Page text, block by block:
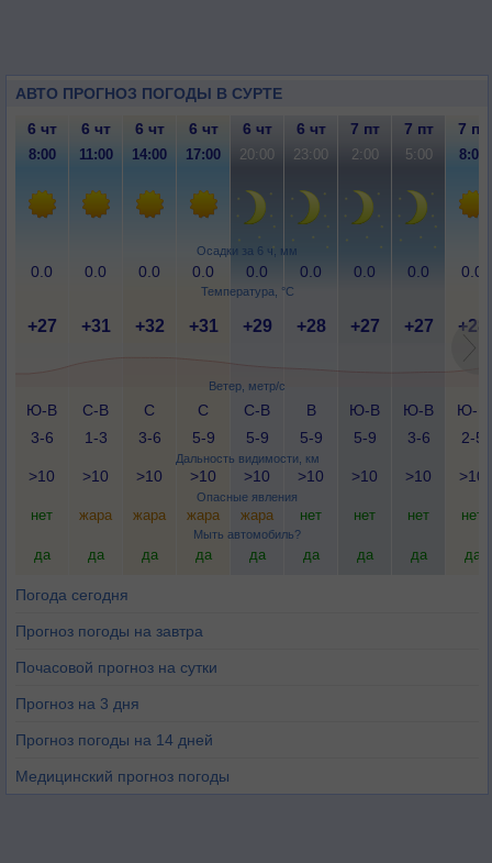
АВТО ПРОГНОЗ ПОГОДЫ В СУРТЕ
Осадки за 6 ч, мм
Температура, °C
Ветер, метр/с
Дальность видимости, км
Опасные явления
Мыть автомобиль?
6 чт 6 чт 6 чт 6 чт 6 чт 6 чт 7 пт 7 пт 7 пт
8:00 11:00 14:00 17:00 20:00 23:00 2:00 5:00 8:00
0.0 0.0 0.0 0.0 0.0 0.0 0.0 0.0 0.0
+27 +31 +32 +31 +29 +28 +27 +27 +28
Ю-В
3-6
С-В
1-3
С
3-6
С
5-9
С-В
5-9
В
5-9
Ю-В
5-9
Ю-В
3-6
Ю-В
2-5
>10 >10 >10 >10 >10 >10 >10 >10 >10
нет жара жара жара жара нет нет нет нет
да да да да да да да да да
Погода сегодня
Прогноз погоды на завтра
Почасовой прогноз на сутки
Прогноз на 3 дня
Прогноз погоды на 14 дней
Медицинский прогноз погоды